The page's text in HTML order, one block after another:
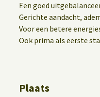
Deep Stretch Yin Yoga
Yoga op het werk
Een goed
Gerichte aandacht,
Voor een betere
Ook prima als eerste
Plaats